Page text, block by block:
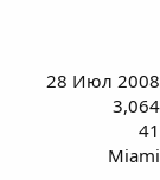
28 Июл 2008
3,064
41
Miami